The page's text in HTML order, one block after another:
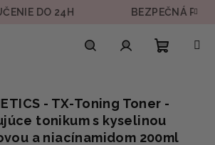
DO 24H BEZPEČNÁ PLATBA
košík
- TX-Toning Toner -
tonikum s kyselinou
a niacínamidom 200ml